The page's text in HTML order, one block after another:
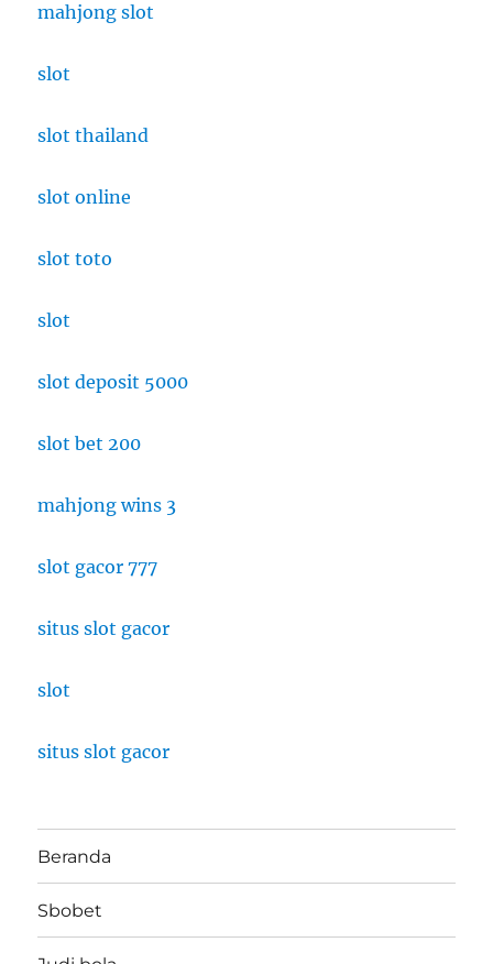
mahjong slot
slot
slot thailand
slot online
slot toto
slot
slot deposit 5000
slot bet 200
mahjong wins 3
slot gacor 777
situs slot gacor
slot
situs slot gacor
Beranda
Sbobet